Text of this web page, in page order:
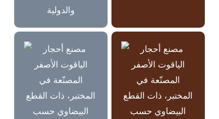
والدولية